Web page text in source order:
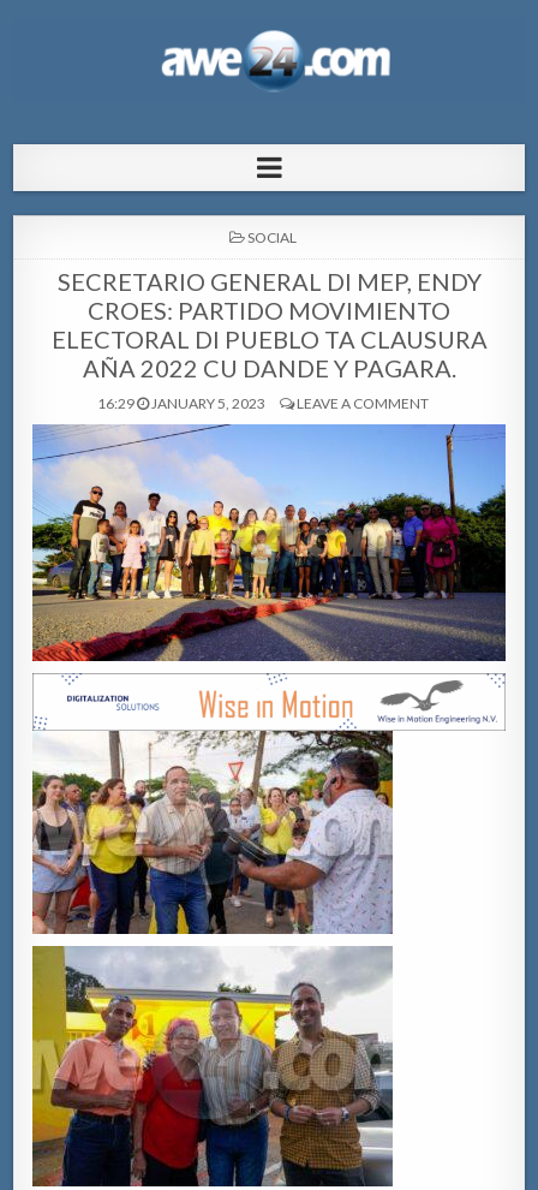
pa Aruba
POSTED
SOCIAL
SECRETARIO GENERAL DI MEP, ENDY
CROES: PARTIDO MOVIMIENTO
ELECTORAL DI PUEBLO TA CLAUSURA
AÑA 2022 CU DANDE Y PAGARA.
16:29 JANUARY 5, 2023 LEAVE A COMMENT